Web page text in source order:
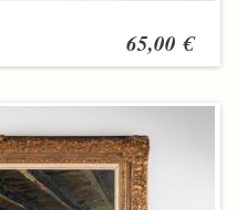
65,00 €